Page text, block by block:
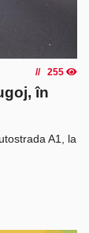
255
în
A1, la